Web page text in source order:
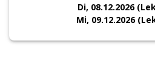
Di, 08.12.2026
Mi, 09.12.2026